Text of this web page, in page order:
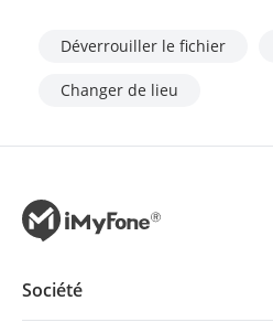
Déverrouiller le fichier
Changer de lieu
Société